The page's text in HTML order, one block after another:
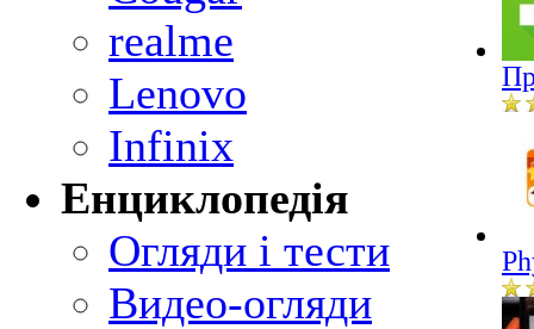
realme
Lenovo
Infinix
Енциклопедія
Огляди і тести
Видео-огляди